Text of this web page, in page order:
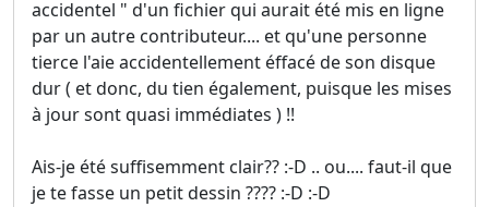
accidentel " d'un fichier qui aurait été mis en ligne
par un autre contributeur.... et qu'une personne
tierce l'aie accidentellement éffacé de son disque
dur ( et donc, du tien également, puisque les mises
à jour sont quasi immédiates ) !!
Ais-je été suffisemment clair?? :-D .. ou.... faut-il que
je te fasse un petit dessin ???? :-D :-D